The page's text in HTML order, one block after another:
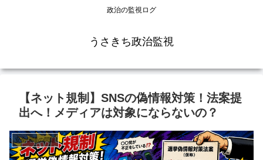
政治の監視ログ
うさきち政治監視
【ネット規制】SNSの偽情報対策！法案提
出へ！メディアは対象にならないの？
安全保障の問題